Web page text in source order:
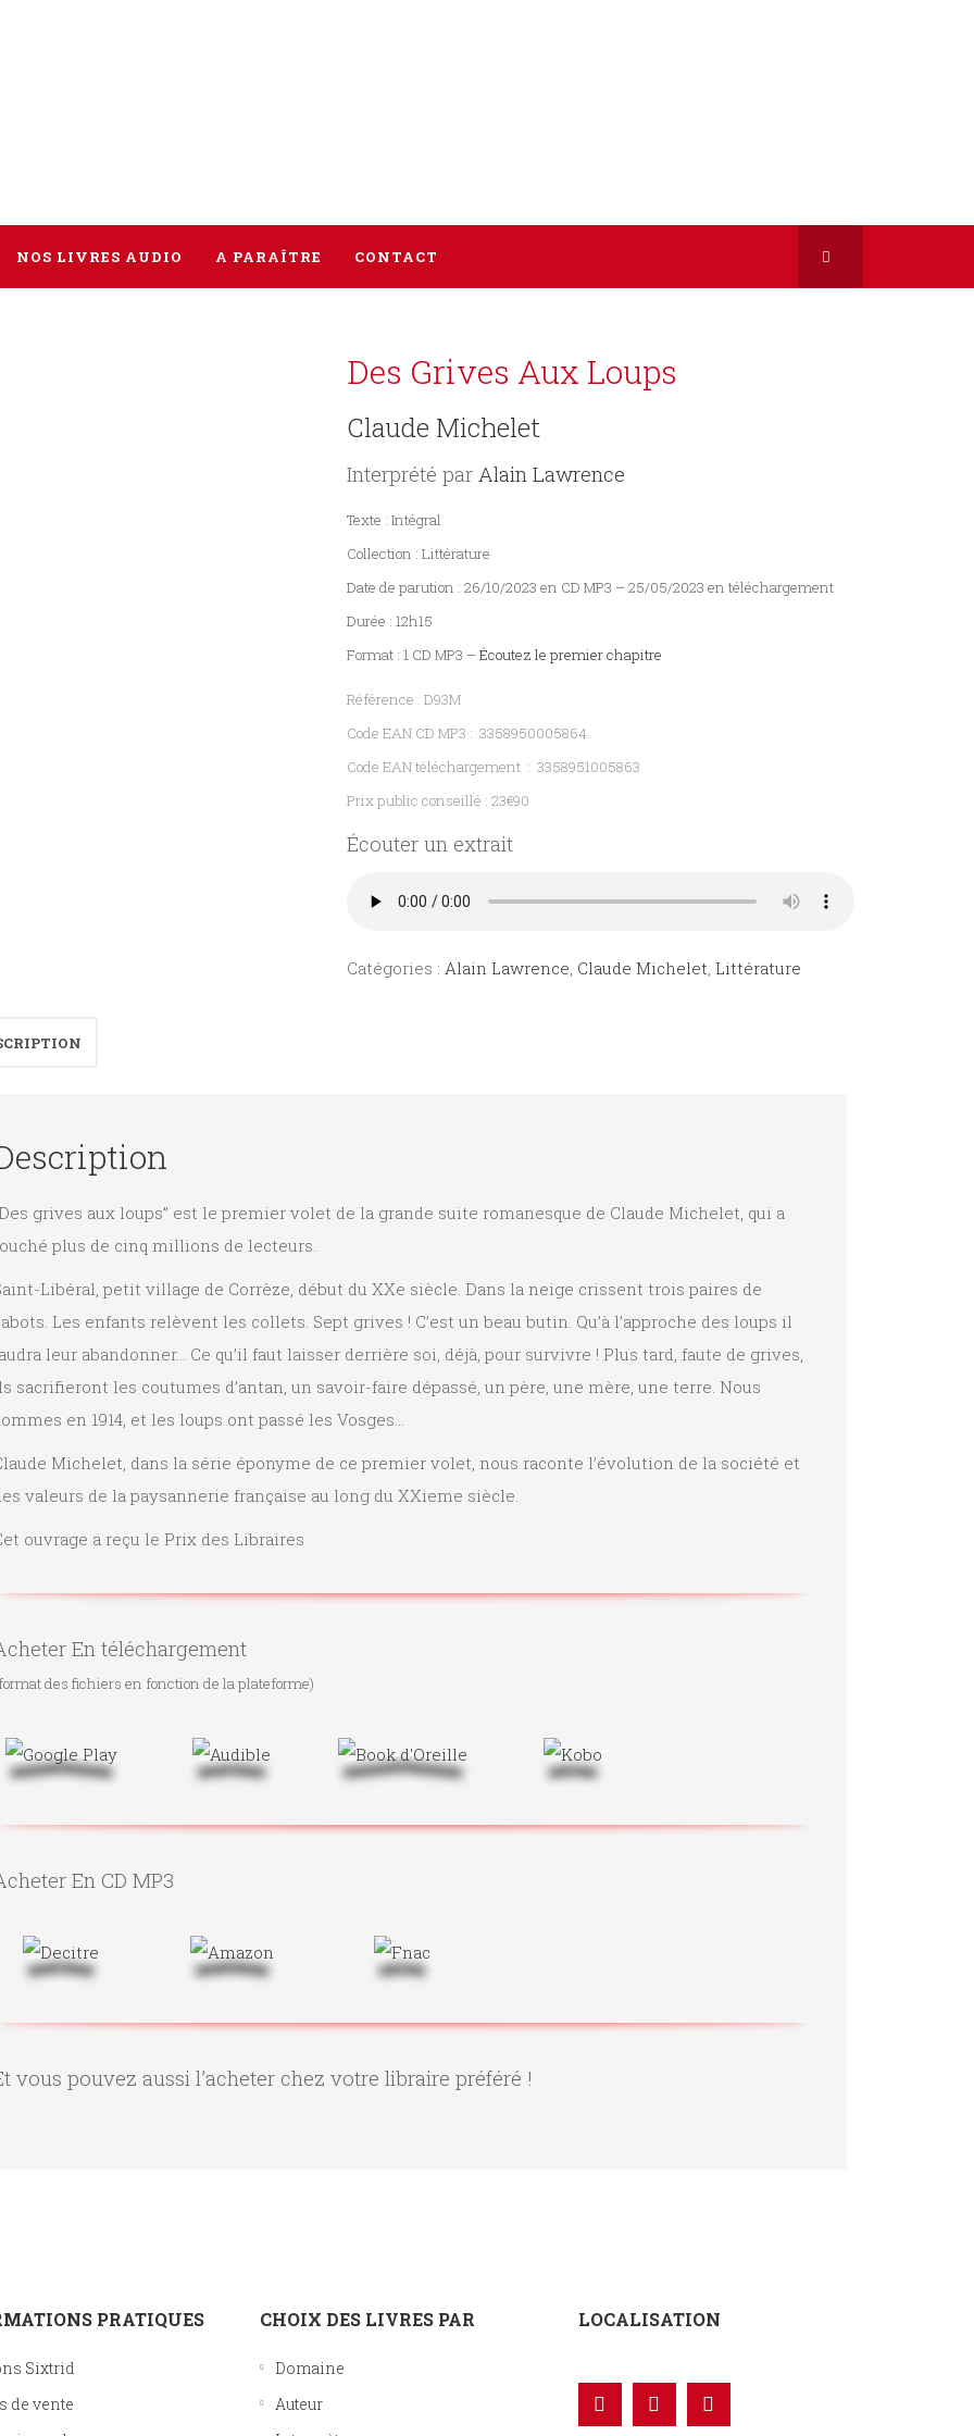
NOS LIVRES AUDIO A PARAÎTRE CONTACT
Des Grives Aux Loups
Claude Michelet
Interprété parAlain Lawrence
Texte : Intégral
Collection : Littérature
Date de parution : 26/10/2023 en CD MP3 – 25/05/2023 en téléchargement
Durée : 12h15
Format : 1 CD MP3 –Écoutez le premier chapitre
Référence : D93M
Code EAN CD MP3 : 3358950005864
Code EAN téléchargement : 3358951005863
Prix public conseillé : 23€90
Écouter un extrait
Catégories :Alain Lawrence, Claude Michelet, Littérature
grives aux loups” est le premier volet de la grande suite romanesque de Claude Michelet, qui a
plus de cinq millions de lecteurs.
Libéral, petit village de Corrèze, début du XXe siècle. Dans la neige crissent trois paires de
Les enfants relèvent les collets. Sept grives ! C’est un beau butin. Qu’à l’approche des loups il
leur abandonner… Ce qu’il faut laisser derrière soi, déjà, pour survivre ! Plus tard, faute de grives,
sacrifieront les coutumes d’antan, un savoir-faire dépassé, un père, une mère, une terre. Nous
en 1914, et les loups ont passé les Vosges…
Michelet, dans la série éponyme de ce premier volet, nous raconte l’évolution de la société et
valeurs de la paysannerie française au long du XXieme siècle.
ouvrage a reçu le Prix des Libraires
En téléchargement
des fichiers en fonction de la plateforme)
En CD MP3
vous pouvez aussi l’acheter chez votre libraire préféré !
PRATIQUES
Sixtrid
de vente
CHOIX DES LIVRES PAR
Domaine
Auteur
LOCALISATION